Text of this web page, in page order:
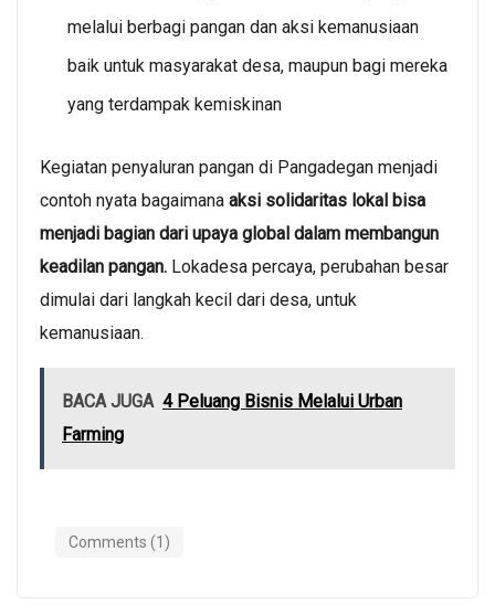
melalui berbagi pangan dan aksi kemanusiaan
baik untuk masyarakat desa, maupun bagi mereka
yang terdampak kemiskinan
Kegiatan penyaluran pangan di Pangadegan menjadi
contoh nyata bagaimana aksi solidaritas lokal bisa
menjadi bagian dari upaya global dalam membangun
keadilan pangan. Lokadesa percaya, perubahan besar
dimulai dari langkah kecil dari desa, untuk
kemanusiaan.
BACA JUGA 4 Peluang Bisnis Melalui Urban
Farming
Comments (1)